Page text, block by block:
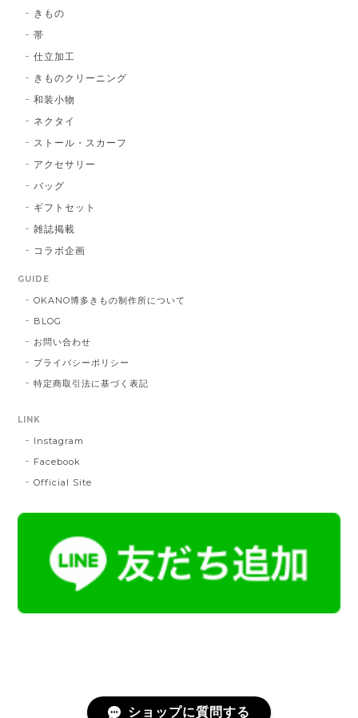
2025/05/26
2024/11/30
帯締 二分紐：鼡
NN：鼡
ださり、対応の早さにも感謝です。 素敵なお品をあり
がとうございました。
きもの
帯
仕立加工
きものクリーニング
和装小物
ネクタイ
ストール・スカーフ
アクセサリー
バッグ
ギフトセット
雑誌掲載
コラボ企画
GUIDE
OKANO博多きもの制作所について
BLOG
お問い合わせ
プライバシーポリシー
特定商取引法に基づく表記
LINK
Instagram
Facebook
Official Site
ショップに質問する